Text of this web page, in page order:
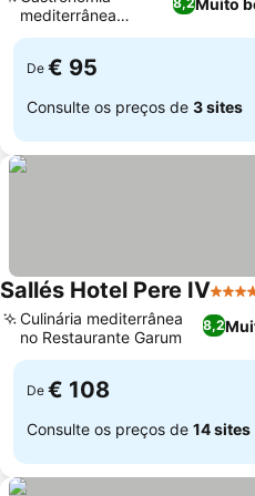
mediterrânea
moderna
De € 95
Consulte os preços de 3 sites
Sallés Hotel Pere IV4
8,2
Culinária mediterrânea
no Restaurante Garum
De € 108
Consulte os preços de 14 sites